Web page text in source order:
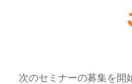
次のセミナーの募集を開